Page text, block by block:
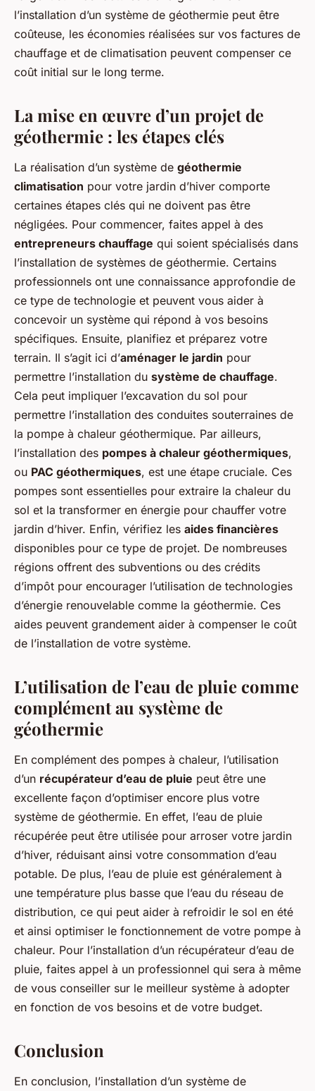
l’installation d’un système de géothermie peut être
coûteuse, les économies réalisées sur vos factures de
chauffage et de climatisation peuvent compenser ce
coût initial sur le long terme.
La mise en œuvre d’un projet de
géothermie : les étapes clés
La réalisation d’un système de géothermie
climatisation pour votre jardin d’hiver comporte
certaines étapes clés qui ne doivent pas être
négligées. Pour commencer, faites appel à des
entrepreneurs chauffage qui soient spécialisés dans
l’installation de systèmes de géothermie. Certains
professionnels ont une connaissance approfondie de
ce type de technologie et peuvent vous aider à
concevoir un système qui répond à vos besoins
spécifiques. Ensuite, planifiez et préparez votre
terrain. Il s’agit ici d’aménager le jardin pour
permettre l’installation du système de chauffage.
Cela peut impliquer l’excavation du sol pour
permettre l’installation des conduites souterraines de
la pompe à chaleur géothermique. Par ailleurs,
l’installation des pompes à chaleur géothermiques,
ou PAC géothermiques, est une étape cruciale. Ces
pompes sont essentielles pour extraire la chaleur du
sol et la transformer en énergie pour chauffer votre
jardin d’hiver. Enfin, vérifiez les aides financières
disponibles pour ce type de projet. De nombreuses
régions offrent des subventions ou des crédits
d’impôt pour encourager l’utilisation de technologies
d’énergie renouvelable comme la géothermie. Ces
aides peuvent grandement aider à compenser le coût
de l’installation de votre système.
L’utilisation de l’eau de pluie comme
complément au système de
géothermie
En complément des pompes à chaleur, l’utilisation
d’un récupérateur d’eau de pluie peut être une
excellente façon d’optimiser encore plus votre
système de géothermie. En effet, l’eau de pluie
récupérée peut être utilisée pour arroser votre jardin
d’hiver, réduisant ainsi votre consommation d’eau
potable. De plus, l’eau de pluie est généralement à
une température plus basse que l’eau du réseau de
distribution, ce qui peut aider à refroidir le sol en été
et ainsi optimiser le fonctionnement de votre pompe à
chaleur. Pour l’installation d’un récupérateur d’eau de
pluie, faites appel à un professionnel qui sera à même
de vous conseiller sur le meilleur système à adopter
en fonction de vos besoins et de votre budget.
Conclusion
En conclusion, l’installation d’un système de